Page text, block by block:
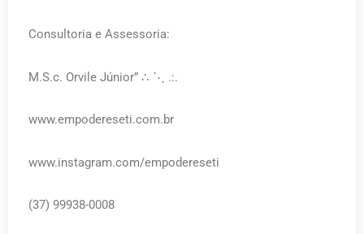
Consultoria e Assessoria:
M.S.c. Orvile Júnior” ∴ ⋱ .:.
www.empodereseti.com.br
www.instagram.com/empodereseti
(37) 99938-0008